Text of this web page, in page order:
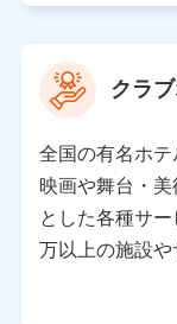
当社は利用目的
の取り扱いの全
す。
個人データの
当社は株式会社
人データを共同
クラ
全国の有名ホ
映画や舞台・
とした各種サ
万以上の施設や